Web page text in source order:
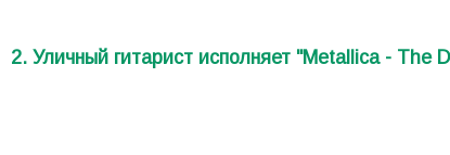
2. Уличный гитарист исполняет "Metallica - The